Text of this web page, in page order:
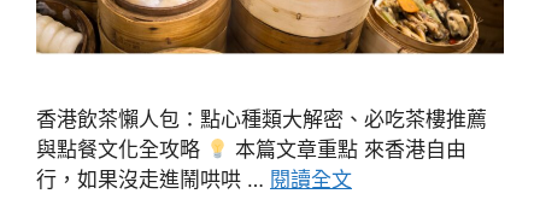
香港飲茶懶人包：點心種類大解密、必吃茶樓推薦
與點餐文化全攻略
本篇文章重點 來香港自由
行，如果沒走進鬧哄哄 … 閱讀全文